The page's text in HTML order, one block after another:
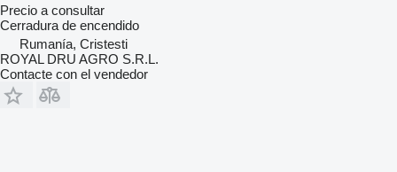
Precio a consultar
Cerradura de encendido
Rumanía, Cristesti
ROYAL DRU AGRO S.R.L.
Contacte con el vendedor